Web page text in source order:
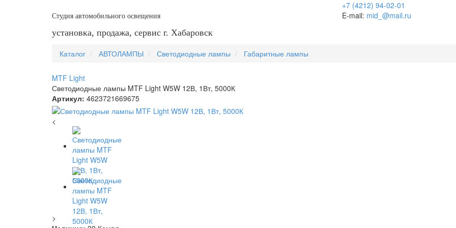
Студия автомобильного освещения
установка, продажа, сервис г. Хабаровск
+7 (4212) 94-02-01
E-mail: mid_@mail.ru
Каталог АВТОЛАМПЫ Светодиодные лампы Габаритные лампы
MTF Light
Светодиодные лампы MTF Light W5W 12В, 1Вт, 5000К
Артикул: 4623721669675
<
>